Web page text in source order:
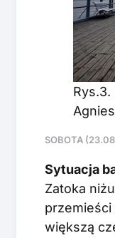
Rys.3.
SOBOTA
Sytuacja
Zatoka
większą